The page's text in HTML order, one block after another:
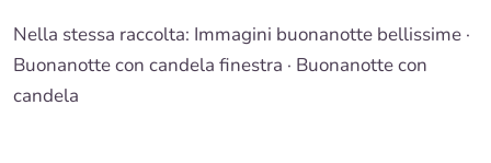
Nella stessa raccolta: Immagini buonanotte bellissime ·
Buonanotte con candela finestra · Buonanotte con
candela